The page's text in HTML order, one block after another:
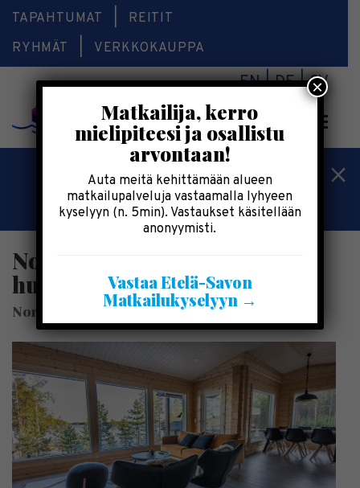
TAPAHTUMAT
REITIT
RYHMÄT
VERKKOKAUPPA
EN DE SV
Kesälomatärpit »
Saimaalla-kesälehti »
Norppa-Majat | Mökkejä ja
huviloita Saimaan rannalla
Norppa-Majat
Matkailija, kerro
mielipiteesi ja osallistu
arvontaan!
Auta meitä kehittämään alueen
matkailupalveluja vastaamalla lyhyeen
kyselyyn (n. 5min). Vastaukset käsitellään
anonyymisti.
Vastaa Etelä-Savon
Matkailukyselyyn →
×